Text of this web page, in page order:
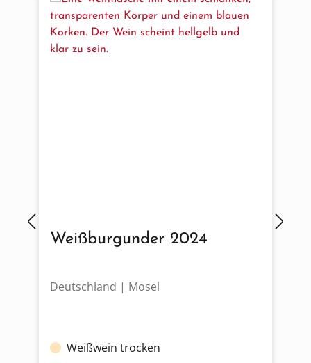
Weißburgunder 2024
Deutschland | Mosel
Weißwein trocken